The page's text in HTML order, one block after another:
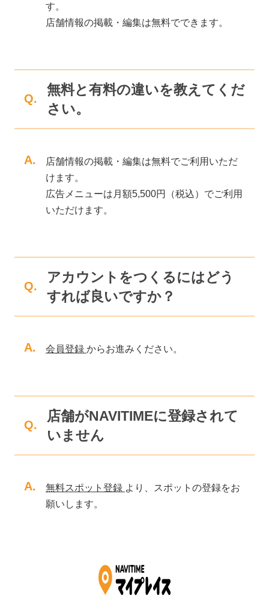
す。
店舗情報の掲載・編集は無料でできます。
Q.
無料と有料の違いを教えてくだ
さい。
A.
店舗情報の掲載・編集は無料でご利用いただ
けます。
広告メニューは月額5,500円（税込）でご利用
いただけます。
Q.
アカウントをつくるにはどう
すれば良いですか？
A. 会員登録 からお進みください。
Q.
店舗がNAVITIMEに登録されて
いません
A. 無料スポット登録 より、スポットの登録をお
願いします。